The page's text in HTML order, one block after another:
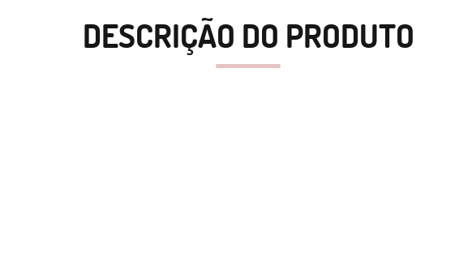
DESCRIÇÃO DO PRODUTO